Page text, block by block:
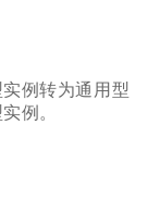
例转为通用型
例。